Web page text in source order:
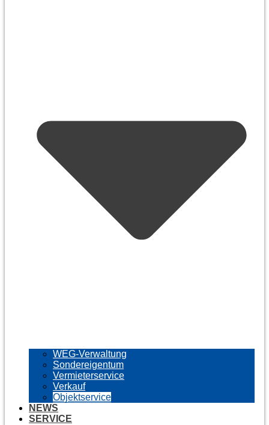
WEG-Verwaltung
Sondereigentum
Vermieterservice
Verkauf
Objektservice
NEWS
SERVICE